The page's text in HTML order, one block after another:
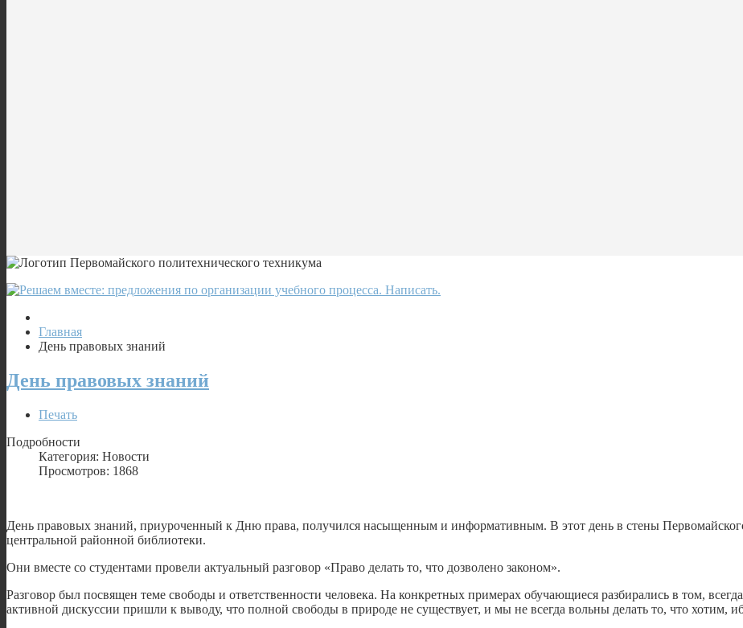
Главная
День правовых знаний
День правовых знаний
Печать
Подробности
Категория: Новости
Просмотров: 1868
День правовых знаний, приуроченный к Дню права, получился насыщенным и информативным. В этот день в стены
центральной районной библиотеки.
Они вместе со студентами провели актуальный разговор «Право делать то, что дозволено законом».
Разговор был посвящен теме свободы и ответственности человека. На конкретных примерах обучающиеся разбирались в том,
активной дискуссии пришли к выводу, что полной свободы в природе не существует, и мы не всегда вольны делать то, что хотим,